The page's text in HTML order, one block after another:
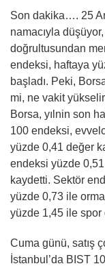
Son dakika…. 25
namacıyla düşüyor,
doğrultusundan
endeksi, haftaya
başladı. Peki,
mi, ne vakit
Borsa, yılnin son
100 endeksi,
yüzde 0,41 değer
endeksi yüzde
kaydetti. Sektör
yüzde 0,73 ile
yüzde 1,45 ile spor
Cuma günü, satış
İstanbul’da BIST